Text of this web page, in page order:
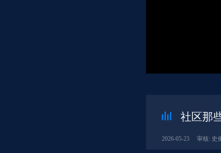
社区那
2026-05-23 审核: 史